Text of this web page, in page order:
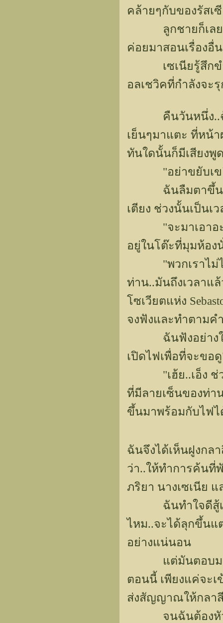
คล้ายๆกับของรัสเ
ลูกชายก็เลยสอ
ค่อยมาสอนเรื่องอื่
เซเนียรู้สึกขำขั
อลเชวิคที่กำลังจะ
คืนวันหนึ่ง..ฉันรู้
เย็นๆมาแตะ ที่หน้
ทันใดนั้นก็มีเสียงพู
"อย่าขยับเขยื้
ฉันลืมตาขึ้น..จึง
เตียง ช่วงนั้นเป็นเ
"จะมาเอาอะไร
อยู่ในโต๊ะที่มุมห้อง
"พวกเราไม่ได้
ท่าน..มันถึงเวลาแ
โซเวียตแห่ง
จงฟังและทำตามค
ฉันฟังอย่างใจเ
เปิดไฟเพื่อที่จะขอ
"เฮ้ย..เอ็ง ช่วย
ที่มีลายเซ็นของท่า
ขึ้นมาพร้อมกับไฟไ
ฉันจึงได้เห็นฝูงกล
ว่า..ให้ทำการค้นที่
ภริยา นางเซเนีย แ
ฉันทำใจดีสู้เสือ
ไหม..จะได้ลุกขึ้นแ
อย่างแน่นอน
แต่มันตอบมาว่า
ตอนนี้ เพียงแค่จะ
ส่งสัญญาณให้กลาสี
จนฉันต้องหัวเร